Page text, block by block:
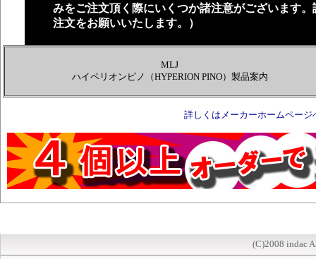
みをご注文頂く際にいくつか諸注意がございます
注文をお願いいたします。）
MLJ
ハイペリオンピノ（HYPERION PINO）製品案内
詳しくはメーカーホームページ
(C)2008 indac